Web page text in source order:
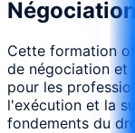
Cette formation
de négociation et
pour les
l'exécution et la
fondements du